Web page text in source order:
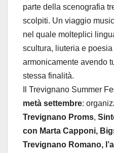
parte della scenografia
scolpiti. Un viaggio
nel quale molteplici
scultura, liuteria e
armonicamente avendo
stessa finalità.
Il Trevignano Summer
metà settembre:
Trevignano Proms,
con Marta Capponi,
Trevignano Romano,